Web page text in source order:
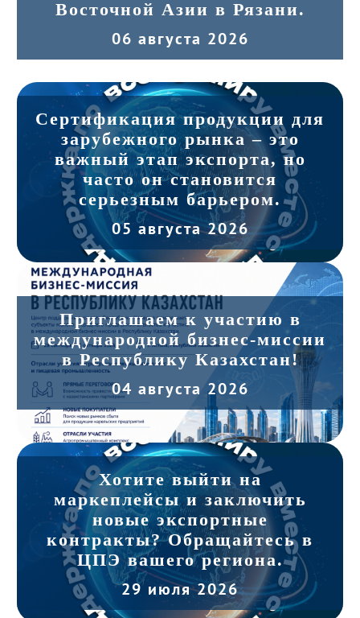
Восточной Азии в Рязани.
06 августа 2026
Сертификация продукции для
зарубежного рынка – это
важный этап экспорта, но
часто он становится
серьезным барьером.
05 августа 2026
Приглашаем к участию в
международной бизнес-миссии
в Республику Казахстан!
04 августа 2026
Хотите выйти на
маркеплейсы и заключить
новые экспортные
контракты? Обращайтесь в
ЦПЭ вашего региона.
29 июля 2026